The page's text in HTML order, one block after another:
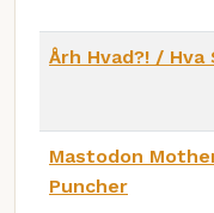
Årh Hvad?! / Hva
Mastodon
Puncher